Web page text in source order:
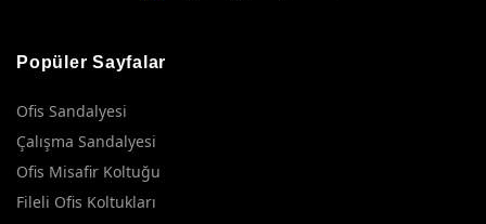
Popüler Sayfalar
Ofis Sandalyesi
Çalışma Sandalyesi
Ofis Misafir Koltuğu
Fileli Ofis Koltukları